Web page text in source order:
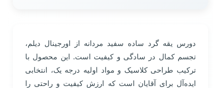
دورس یقه گرد ساده سفید مردانه از اورجینال دیلم،
تجسم کمال در سادگی و کیفیت است. این محصول با
ترکیب طراحی کلاسیک و مواد اولیه درجه یک، انتخابی
ایده‌آل برای آقایان است که ارزش کیفیت و راحتی را